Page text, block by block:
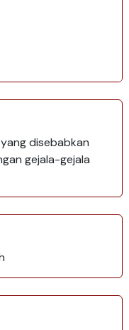
disebabkan
gejala-gejala